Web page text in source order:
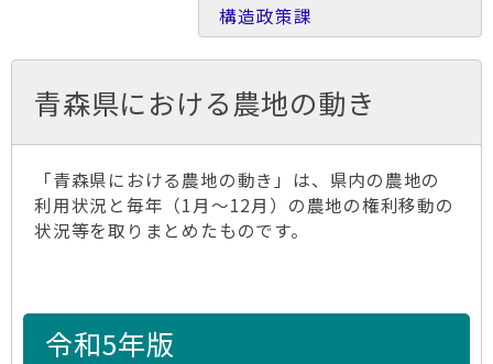
構造政策課
青森県における農地の動き
「青森県における農地の動き」は、県内の農地の
利用状況と毎年（1月～12月）の農地の権利移動の
状況等を取りまとめたものです。
令和5年版